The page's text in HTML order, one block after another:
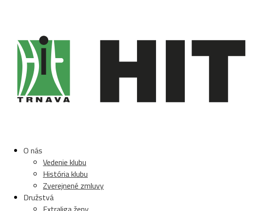
O nás
Vedenie klubu
História klubu
Zverejnené zmluvy
Družstvá